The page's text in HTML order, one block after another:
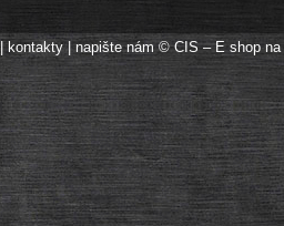
kontakty|napište nám © CIS – E shop na